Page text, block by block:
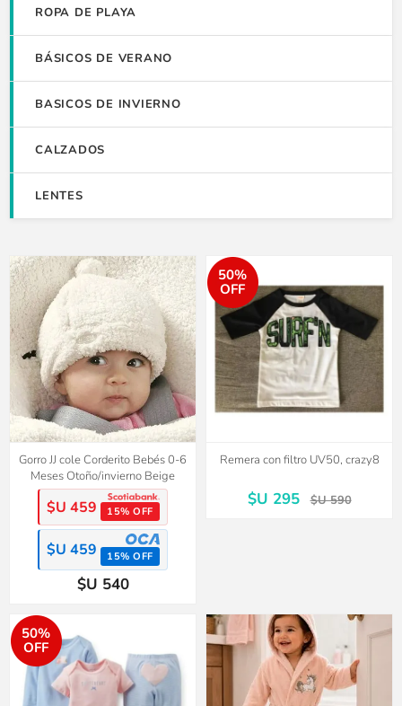
ROPA DE PLAYA
BÁSICOS DE VERANO
BASICOS DE INVIERNO
CALZADOS
LENTES
Gorro JJ cole Corderito Bebés 0-6
Meses Otoño/invierno Beige
$U 459 15% OFF
$U 459 15% OFF
$U 540
50%
OFF
Remera con filtro UV50, crazy8
$U 295 $U 590
50%
OFF